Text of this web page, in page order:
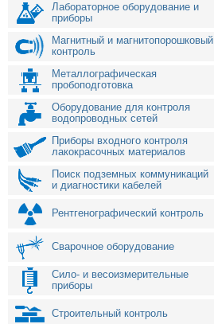
Лабораторное оборудование и
приборы
Магнитный и магнитопорошковый
контроль
Металлографическая
пробоподготовка
Оборудование для контроля
водопроводных сетей
Приборы входного контроля
лакокрасочных материалов
Поиск подземных коммуникаций
и диагностики кабелей
Рентгенографический контроль
Сварочное оборудование
Сило- и весоизмерительные
приборы
Строительный контроль